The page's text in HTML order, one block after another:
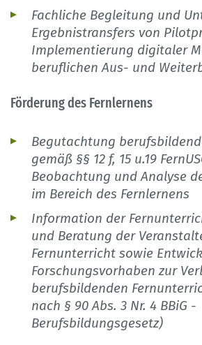
Fachliche Begleitung und
Ergebnistransfers von
Implementierung digitaler
beruflichen Aus- und
Förderung des Fernlernens
Begutachtung
gemäß §§ 12 f, 15 u.19
Beobachtung und Analyse
im Bereich des Fernlernens
Information der
und Beratung der
Fernunterricht sowie
Forschungsvorhaben zur
berufsbildenden
nach § 90 Abs. 3 Nr. 4 BBiG -
Berufsbildungsgesetz)